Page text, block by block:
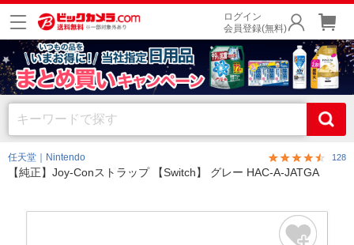
ログイン
会員登録(無料)
任天堂｜Nintendo 128
【純正】Joy-Conストラップ 【Switch】 グレー HAC-A-JATGA